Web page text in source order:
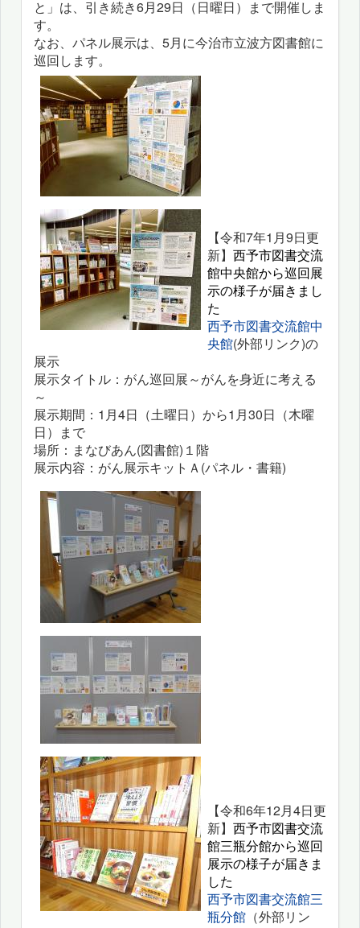
と」は、引き続き6月29日（日曜日）まで開催しま
す。
なお、パネル展示は、5月に今治市立波方図書館に
巡回します。
【令和7年1月9日更
新】 西予市図書交流
館中央館から巡回展
示の様子が届きまし
た
西予市図書交流館中
央館(外部リンク)の
展示
展示タイトル：がん巡回展～がんを身近に考える
～
展示期間：1月4日（土曜日）から1月30日（木曜
日）まで
場所：まなびあん(図書館)１階
展示内容：がん展示キットＡ(パネル・書籍)
【令和6年12月4日更
新】 西予市図書交流
館三瓶分館から巡回
展示の様子が届きま
した
西予市図書交流館三
瓶分館 （外部リン